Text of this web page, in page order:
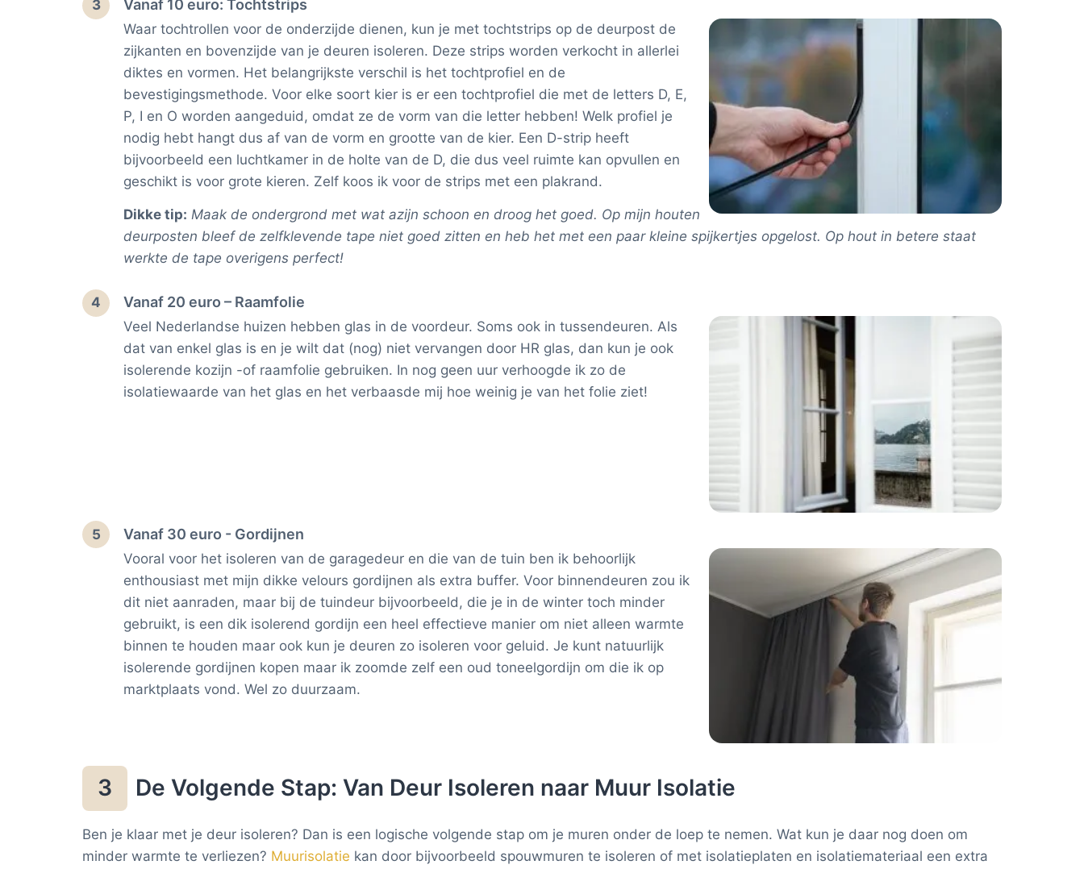
3 Vanaf 10 euro: Tochtstrips
Waar tochtrollen voor de onderzijde dienen, kun je met tochtstrips op de deurpost de
zijkanten en bovenzijde van je deuren isoleren. Deze strips worden verkocht in allerlei
diktes en vormen. Het belangrijkste verschil is het tochtprofiel en de
bevestigingsmethode. Voor elke soort kier is er een tochtprofiel die met de letters D, E,
P, I en O worden aangeduid, omdat ze de vorm van die letter hebben! Welk profiel je
nodig hebt hangt dus af van de vorm en grootte van de kier. Een D-strip heeft
bijvoorbeeld een luchtkamer in de holte van de D, die dus veel ruimte kan opvullen en
geschikt is voor grote kieren. Zelf koos ik voor de strips met een plakrand.
Dikke tip: Maak de ondergrond met wat azijn schoon en droog het goed. Op mijn houten
deurposten bleef de zelfklevende tape niet goed zitten en heb het met een paar kleine spijkertjes opgelost. Op hout in betere staat
werkte de tape overigens perfect!
4 Vanaf 20 euro – Raamfolie
Veel Nederlandse huizen hebben glas in de voordeur. Soms ook in tussendeuren. Als
dat van enkel glas is en je wilt dat (nog) niet vervangen door HR glas, dan kun je ook
isolerende kozijn -of raamfolie gebruiken. In nog geen uur verhoogde ik zo de
isolatiewaarde van het glas en het verbaasde mij hoe weinig je van het folie ziet!
5 Vanaf 30 euro - Gordijnen
Vooral voor het isoleren van de garagedeur en die van de tuin ben ik behoorlijk
enthousiast met mijn dikke velours gordijnen als extra buffer. Voor binnendeuren zou ik
dit niet aanraden, maar bij de tuindeur bijvoorbeeld, die je in de winter toch minder
gebruikt, is een dik isolerend gordijn een heel effectieve manier om niet alleen warmte
binnen te houden maar ook kun je deuren zo isoleren voor geluid. Je kunt natuurlijk
isolerende gordijnen kopen maar ik zoomde zelf een oud toneelgordijn om die ik op
marktplaats vond. Wel zo duurzaam.
3 De Volgende Stap: Van Deur Isoleren naar Muur Isolatie
Ben je klaar met je deur isoleren? Dan is een logische volgende stap om je muren onder de loep te nemen. Wat kun je daar nog doen om
minder warmte te verliezen? Muurisolatie kan door bijvoorbeeld spouwmuren te isoleren of met isolatieplaten en isolatiemateriaal een extra